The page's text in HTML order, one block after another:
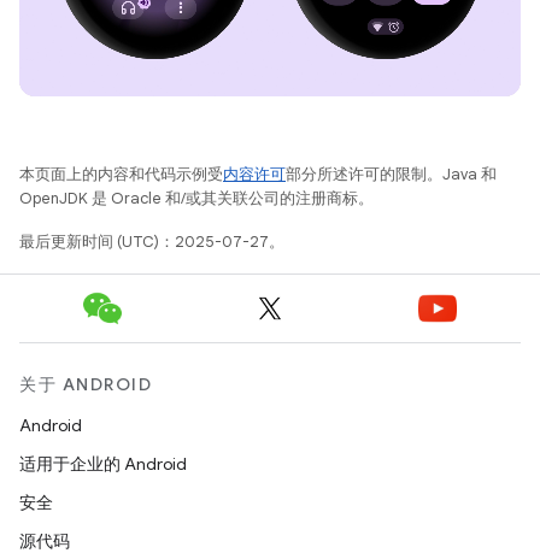
本页面上的内容和代码示例受内容许可部分所述许可的限制。Java 和
OpenJDK 是 Oracle 和/或其关联公司的注册商标。
最后更新时间 (UTC)：2025-07-27。
关于 ANDROID
Android
适用于企业的 Android
安全
源代码